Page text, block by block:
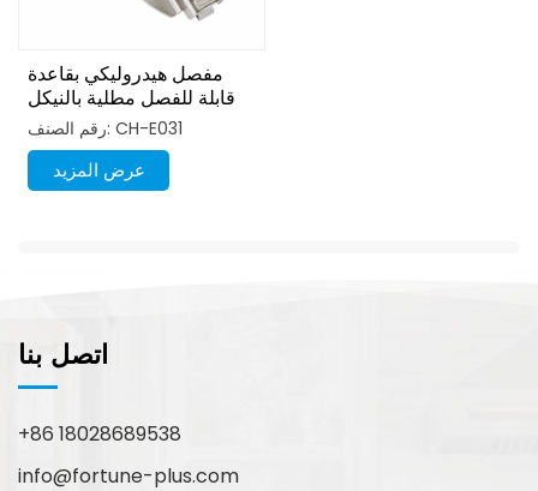
مفصل هيدروليكي بقاعدة
قابلة للفصل مطلية بالنيكل
ثلاثي الأبعادرقم الصنف: CH-E031
عرض المزيد
اتصل بنا
+86 18028689538
info@fortune-plus.com